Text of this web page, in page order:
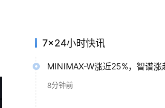
7×24小时快讯
MINIMAX-W涨近25%，智谱涨
8分钟前